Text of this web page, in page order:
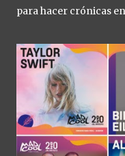
para hacer crónicas